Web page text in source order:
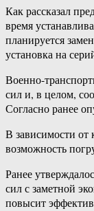
Как рассказал
время
планируется
установка на
Военно-
сил и, в целом,
Согласно ранее
В зависимости от
возможность
Ранее
сил с заметной
повысит